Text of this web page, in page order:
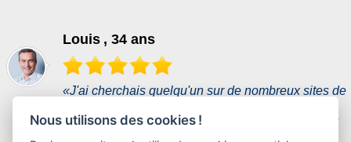
«J'ai cherchais quelqu'un sur de nombreux sites de
site , donc j'étais sceptique au début. Mes attentes
Louis , 34 ans
Nous utilisons des cookies !